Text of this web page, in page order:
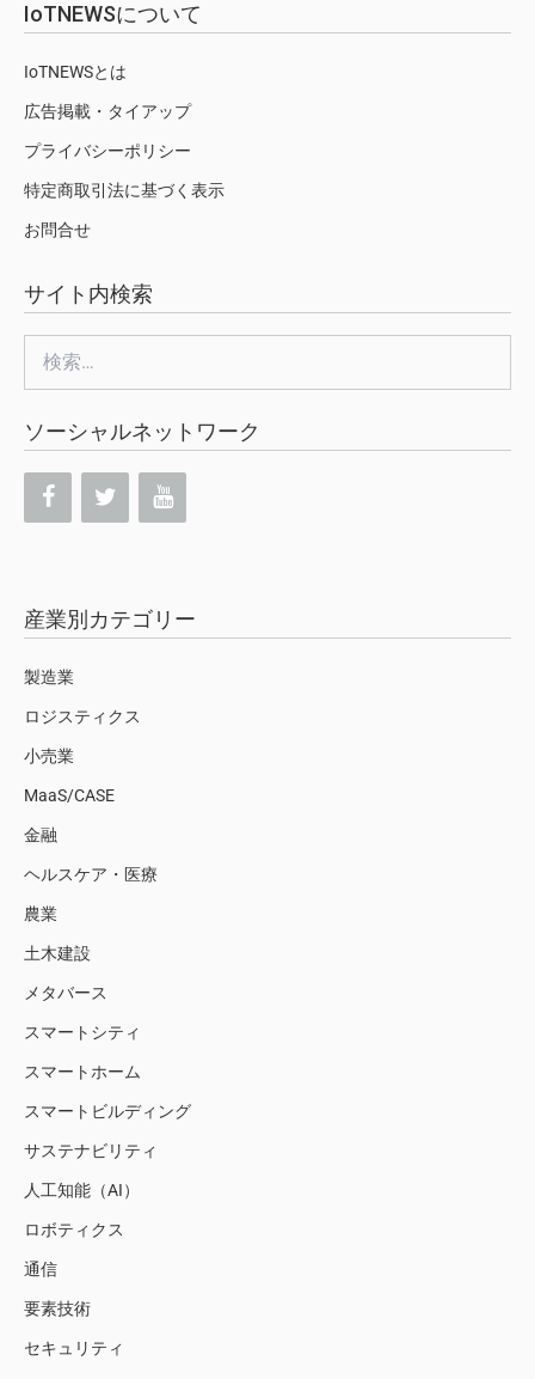
IoTNEWSについて
IoTNEWSとは
広告掲載・タイアップ
プライバシーポリシー
特定商取引法に基づく表示
お問合せ
サイト内検索
索:
ソーシャルネットワーク
産業別カテゴリー
製造業
ロジスティクス
小売業
MaaS/CASE
金融
ヘルスケア・医療
農業
土木建設
メタバース
スマートシティ
スマートホーム
スマートビルディング
サステナビリティ
人工知能（AI）
ロボティクス
通信
要素技術
セキュリティ